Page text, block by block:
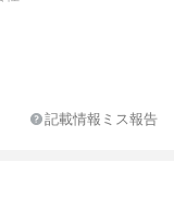
記載情報ミス報告